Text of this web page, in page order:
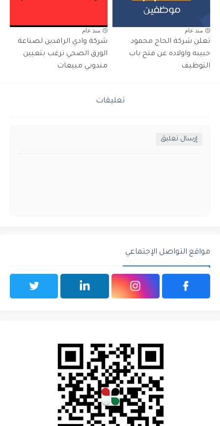
منذ عام
تعلن شركة الحاج محمود
حبيبه واولاده عن فتح باب
التوظيف
منذ عام
شركة وادي الرافدين لصناعة
الورق الصحي ترغب بتعيين
مندوبي مبيعات
تعليقات
إرسال تعليق
مواقع التواصل الإجتماعي